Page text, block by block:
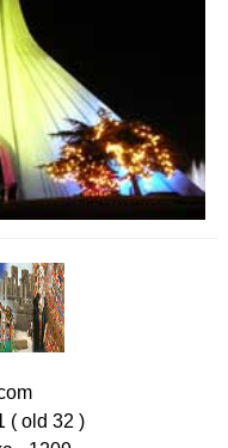
( old 32 )